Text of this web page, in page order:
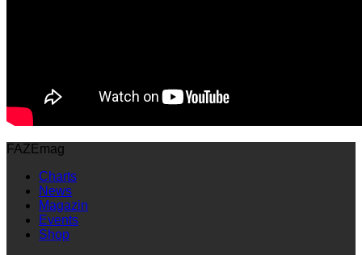
FAZEmag
Charts
News
Magazin
Events
Shop